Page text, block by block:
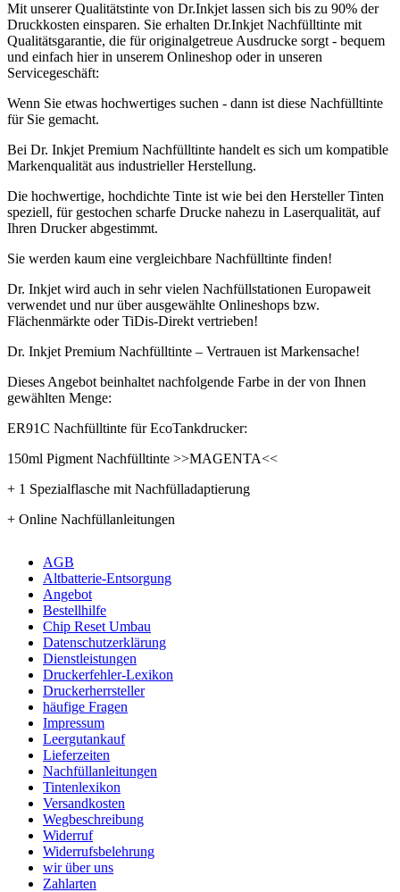
Mit unserer Qualitätstinte von Dr.Inkjet lassen sich bis zu 90% der
Druckkosten einsparen. Sie erhalten Dr.Inkjet Nachfülltinte mit
Qualitätsgarantie, die für originalgetreue Ausdrucke sorgt - bequem
und einfach hier in unserem Onlineshop oder in unseren
Servicegeschäft:
Wenn Sie etwas hochwertiges suchen - dann ist diese Nachfülltinte
für Sie gemacht.
Bei Dr. Inkjet Premium Nachfülltinte handelt es sich um kompatible
Markenqualität aus industrieller Herstellung.
Die hochwertige, hochdichte Tinte ist wie bei den Hersteller Tinten
speziell, für gestochen scharfe Drucke nahezu in Laserqualität, auf
Ihren Drucker abgestimmt.
Sie werden kaum eine vergleichbare Nachfülltinte finden!
Dr. Inkjet wird auch in sehr vielen Nachfüllstationen Europaweit
verwendet und nur über ausgewählte Onlineshops bzw.
Flächenmärkte oder TiDis-Direkt vertrieben!
Dr. Inkjet Premium Nachfülltinte – Vertrauen ist Markensache!
Dieses Angebot beinhaltet nachfolgende Farbe in der von Ihnen
gewählten Menge:
ER91C Nachfülltinte für EcoTankdrucker:
150ml Pigment Nachfülltinte >>MAGENTA<<
+ 1 Spezialflasche mit Nachfülladaptierung
+ Online Nachfüllanleitungen
AGB
Altbatterie-Entsorgung
Angebot
Bestellhilfe
Chip Reset Umbau
Datenschutzerklärung
Dienstleistungen
Druckerfehler-Lexikon
Druckerherrsteller
häufige Fragen
Impressum
Leergutankauf
Lieferzeiten
Nachfüllanleitungen
Tintenlexikon
Versandkosten
Wegbeschreibung
Widerruf
Widerrufsbelehrung
wir über uns
Zahlarten